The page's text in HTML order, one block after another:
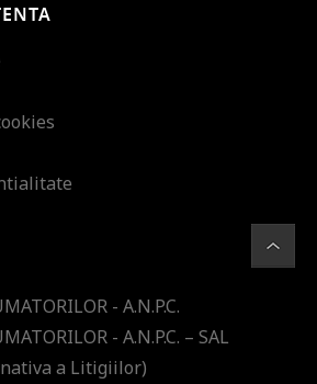
tendinte in moda!
- A.N.P.C.
- A.N.P.C. – SAL
a Litigiilor)